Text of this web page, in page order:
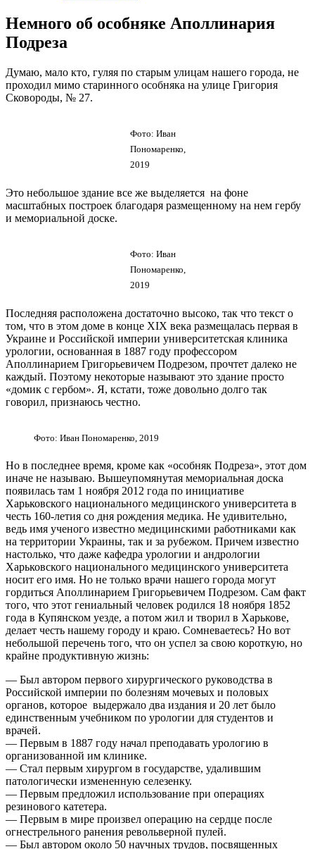
Немного об особняке Аполлинария
Подреза
Думаю, мало кто, гуляя по старым улицам нашего города, не
проходил мимо старинного особняка на улице Григория
Сковороды, № 27.
Фото: Иван
Пономаренко,
2019
Это небольшое здание все же выделяется на фоне
масштабных построек благодаря размещенному на нем гербу
и мемориальной доске.
Фото: Иван
Пономаренко,
2019
Последняя расположена достаточно высоко, так что текст о
том, что в этом доме в конце XIX века размещалась первая в
Украине и Российской империи университетская клиника
урологии, основанная в 1887 году профессором
Аполлинарием Григорьевичем Подрезом, прочтет далеко не
каждый. Поэтому некоторые называют это здание просто
«домик с гербом». Я, кстати, тоже довольно долго так
говорил, признаюсь честно.
Фото: Иван Пономаренко, 2019
Но в последнее время, кроме как «особняк Подреза», этот дом
иначе не называю. Вышеупомянутая мемориальная доска
появилась там 1 ноября 2012 года по инициативе
Харьковского национального медицинского университета в
честь 160-летия со дня рождения медика. Не удивительно,
ведь имя ученого известно медицинскими работниками как
на территории Украины, так и за рубежом. Причем известно
настолько, что даже кафедра урологии и андрологии
Харьковского национального медицинского университета
носит его имя. Но не только врачи нашего города могут
гордиться Аполлинарием Григорьевичем Подрезом. Сам факт
того, что этот гениальный человек родился 18 ноября 1852
года в Купянском уезде, а потом жил и творил в Харькове,
делает честь нашему городу и краю. Сомневаетесь? Но вот
небольшой перечень того, что он успел за свою короткую, но
крайне продуктивную жизнь:
— Был автором первого хирургического руководства в
Российской империи по болезням мочевых и половых
органов, которое выдержало два издания и 20 лет было
единственным учебником по урологии для студентов и
врачей.
— Первым в 1887 году начал преподавать урологию в
организованной им клинике.
— Стал первым хирургом в государстве, удалившим
патологически измененную селезенку.
— Первым предложил использование при операциях
резинового катетера.
— Первым в мире произвел операцию на сердце после
огнестрельного ранения револьверной пулей.
— Был автором около 50 научных трудов, посвященных